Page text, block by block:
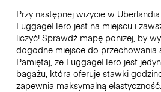
Przy następnej wizycie w
LuggageHero jest na miejscu i
liczyć! Sprawdź mapę poniżej, by
dogodne miejsce do przechowania
Pamiętaj, że LuggageHero jest
bagażu, która oferuje stawki
zapewnia maksymalną elastyczność.